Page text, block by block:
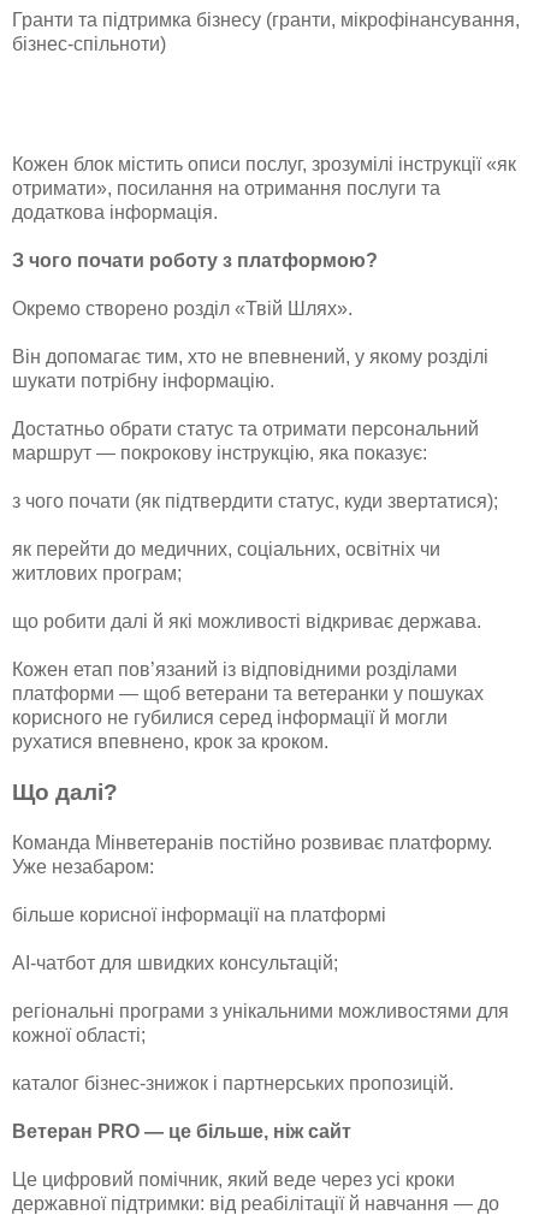
Гранти та підтримка бізнесу (гранти, мікрофінансування,
бізнес-спільноти)
Кожен блок містить описи послуг, зрозумілі інструкції «як
отримати», посилання на отримання послуги та
додаткова інформація.
З чого почати роботу з платформою?
Окремо створено розділ «Твій Шлях».
Він допомагає тим, хто не впевнений, у якому розділі
шукати потрібну інформацію.
Достатньо обрати статус та отримати персональний
маршрут — покрокову інструкцію, яка показує:
з чого почати (як підтвердити статус, куди звертатися);
як перейти до медичних, соціальних, освітніх чи
житлових програм;
що робити далі й які можливості відкриває держава.
Кожен етап пов’язаний із відповідними розділами
платформи — щоб ветерани та ветеранки у пошуках
корисного не губилися серед інформації й могли
рухатися впевнено, крок за кроком.
Що далі?
Команда Мінветеранів постійно розвиває платформу.
Уже незабаром:
більше корисної інформації на платформі
AI-чатбот для швидких консультацій;
регіональні програми з унікальними можливостями для
кожної області;
каталог бізнес-знижок і партнерських пропозицій.
Ветеран PRO — це більше, ніж сайт
Це цифровий помічник, який веде через усі кроки
державної підтримки: від реабілітації й навчання — до